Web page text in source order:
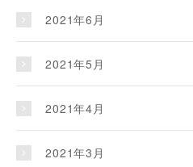
2021年6月
2021年5月
2021年4月
2021年3月